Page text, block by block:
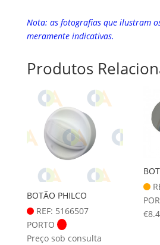
Nota: as fotografias que ilustram
meramente indicativas.
Produtos
BOTÃO PHILCO
REF: 5166507
PORTO
Preço sob consulta
€